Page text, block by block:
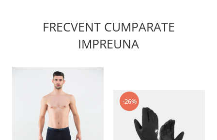
FRECVENT CUMPARATE
IMPREUNA
-26%